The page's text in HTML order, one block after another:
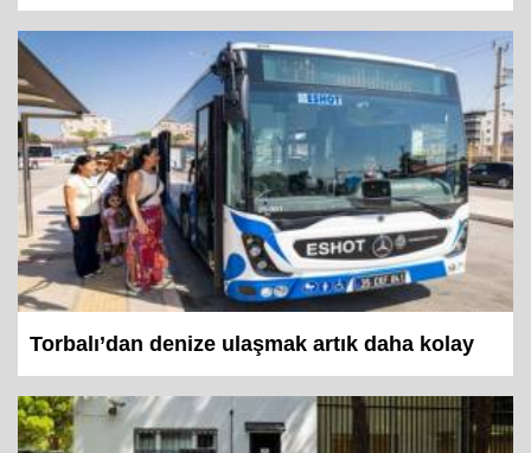
Torbalı’dan denize ulaşmak artık daha kolay